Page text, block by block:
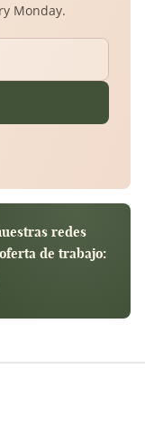
Monday.
redes
de trabajo: